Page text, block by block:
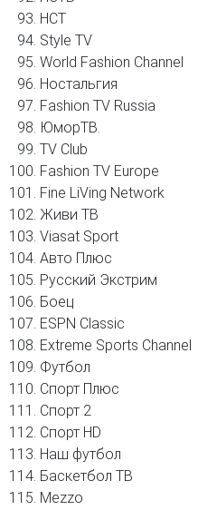
НСТ
Style TV
World Fashion Channel
Ностальгия
Fashion TV Russia
ЮморТВ.
TV Club
Fashion TV Europe
Fine LiVing Network
Живи ТВ
Viasat Sport
Авто Плюс
Русский Экстрим
Боец
ESPN Classic
Extreme Sports Channel
Футбол
Спорт Плюс
Спорт 2
Спорт HD
Наш футбол
Баскетбол ТВ
Mezzo